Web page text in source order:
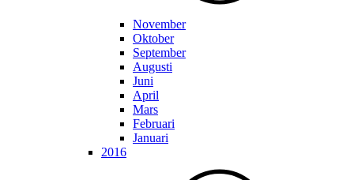
November
Oktober
September
Augusti
Juni
April
Mars
Februari
Januari
2016